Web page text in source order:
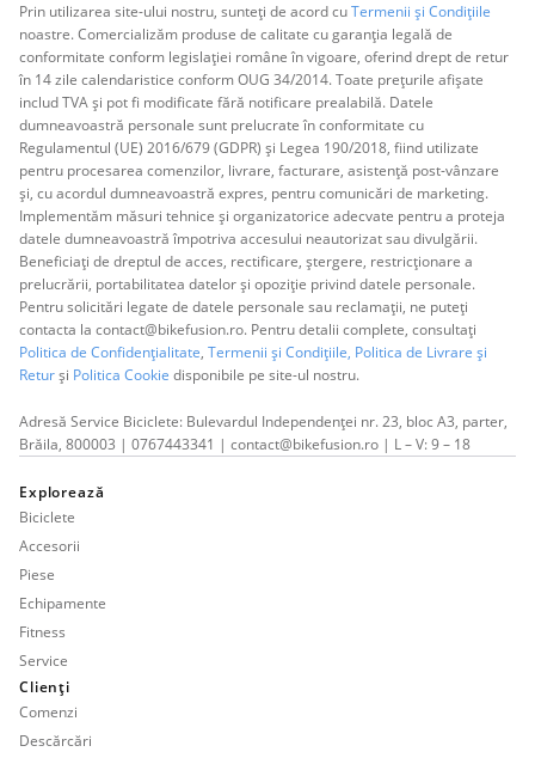
Prin utilizarea site-ului nostru, sunteți de acord cuTermenii și Condițiile
noastre. Comercializăm produse de calitate cu garanția legală de
conformitate conform legislației române în vigoare, oferind drept de retur
în 14 zile calendaristice conform OUG 34/2014. Toate prețurile afișate
includ TVA și pot fi modificate fără notificare prealabilă. Datele
dumneavoastră personale sunt prelucrate în conformitate cu
Regulamentul (UE) 2016/679 (GDPR) și Legea 190/2018, fiind utilizate
pentru procesarea comenzilor, livrare, facturare, asistență post-vânzare
și, cu acordul dumneavoastră expres, pentru comunicări de marketing.
Implementăm măsuri tehnice și organizatorice adecvate pentru a proteja
datele dumneavoastră împotriva accesului neautorizat sau divulgării.
Beneficiați de dreptul de acces, rectificare, ștergere, restricționare a
prelucrării, portabilitatea datelor și opoziție privind datele personale.
Pentru solicitări legate de datele personale sau reclamații, ne puteți
contacta la contact@bikefusion.ro. Pentru detalii complete, consultați
Politica de Confidențialitate, Termenii și Condițiile, Politica de Livrare și
Returși Politica Cookie disponibile pe site-ul nostru.
Adresă Service Biciclete: Bulevardul Independenței nr. 23, bloc A3, parter,
Brăila, 800003 | 0767443341 | contact@bikefusion.ro | L – V: 9 – 18
Explorează
Biciclete
Accesorii
Piese
Echipamente
Fitness
Service
Clienți
Comenzi
Descărcări